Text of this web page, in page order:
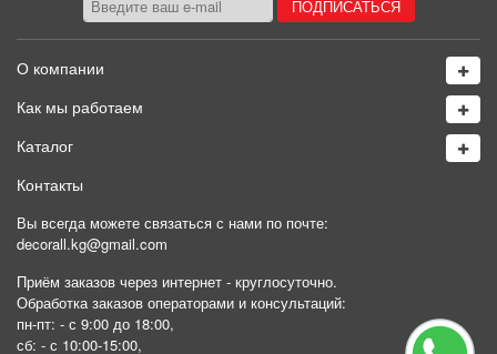
О компании
Как мы работаем
Каталог
Контакты
Вы всегда можете связаться с нами по почте:
decorall.kg@gmail.com
Приём заказов через интернет - круглосуточно.
Обработка заказов операторами и консультаций:
пн-пт: - с 9:00 до 18:00,
сб: - с 10:00-15:00,